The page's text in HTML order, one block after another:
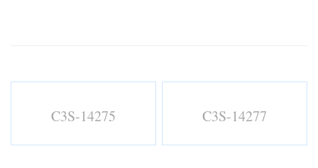
C3S-14275 C3S-14277